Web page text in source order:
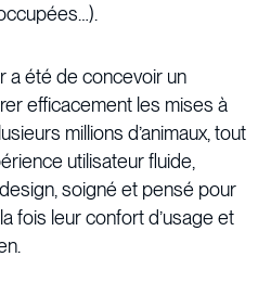
a été de concevoir un
efficacement les mises à
millions d’animaux, tout
utilisateur fluide,
soigné et pensé pour
fois leur confort d’usage et